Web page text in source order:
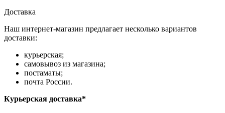
Доставка
Наш интернет-магазин предлагает несколько вариантов
доставки:
курьерская;
самовывоз из магазина;
постаматы;
почта России.
Курьерская доставка*